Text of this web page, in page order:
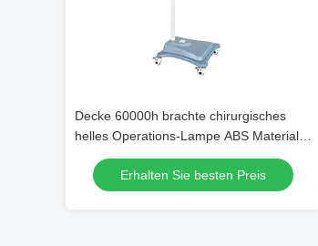
Decke 60000h brachte chirurgisches
helles Operations-Lampe ABS Material
5000K LED an
Erhalten Sie besten Preis